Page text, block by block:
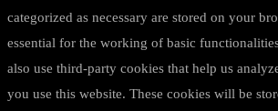
categorized as necessary are stored on your
essential for the working of basic
also use third-party cookies that help us
you use this website. These cookies will be